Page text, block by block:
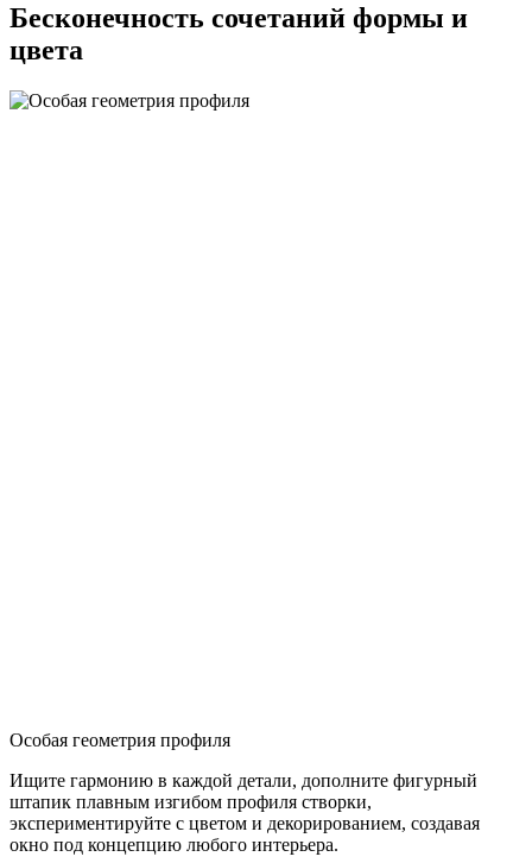
Бесконечность сочетаний формы и
цвета
Особая геометрия профиля
Ищите гармонию в каждой детали, дополните фигурный
штапик плавным изгибом профиля створки,
экспериментируйте с цветом и декорированием, создавая
окно под концепцию любого интерьера.